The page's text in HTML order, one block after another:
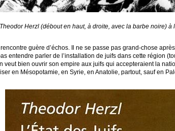
Herzl (débout en haut, à droite, avec la barbe noire)
guère d’échos. Il ne se passe pas grand-chose
entendre parler de l’installation de juifs dans cette région
veut bien ouvrir son empire aux juifs qui accepteraient la
en Mésopotamie, en Syrie, en Anatolie, partout, sauf en